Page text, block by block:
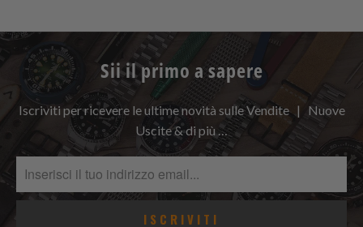
Sii il primo a sapere
Iscriviti per ricevere le ultime novità sulle Vendite | Nuove
Uscite & di più …